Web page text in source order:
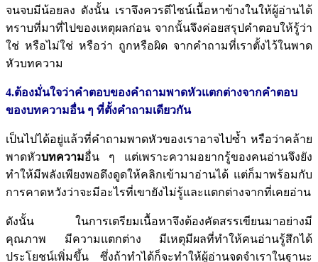
จนจบมีน้อยลง ดังนั้น เราจึงควรดีไซน์เนื้อหาข้างในให้ผู้อ่านได้
ทราบที่มาที่ไปของเหตุผลก่อน จากนั้นจึงค่อยสรุปคำตอบให้รู้ว่า
ใช่ หรือไม่ใช่ หรือว่า ถูกหรือผิด จากคำถามที่เราตั้งไว้ในพาด
หัวบทความ
4.ต้องมั่นใจว่าคำตอบของคำถามพาดหัวแตกต่างจากคำตอบ
ของบทความอื่น ๆ ที่ตั้งคำถามเดียวกัน
เป็นไปได้อยู่แล้วที่คำถามพาดหัวของเราอาจไปซ้ำ หรือว่าคล้าย
พาดหัวบทความอื่น ๆ แต่เพราะความอยากรู้ของคนอ่านจึงยัง
ทำให้มีพลังเพียงพอดึงดูดให้คลิกเข้ามาอ่านได้ แต่ก็มาพร้อมกับ
การคาดหวังว่าจะมีอะไรที่เขายังไม่รู้และแตกต่างจากที่เคยอ่าน
ดังนั้น ในการเตรียมเนื้อหาจึงต้องคัดสรรเขียนมาอย่างมี
คุณภาพ มีความแตกต่าง มีเหตุมีผลที่ทำให้คนอ่านรู้สึกได้
ประโยชน์เพิ่มขึ้น ซึ่งถ้าทำได้ก็จะทำให้ผู้อ่านจดจำเราในฐานะ